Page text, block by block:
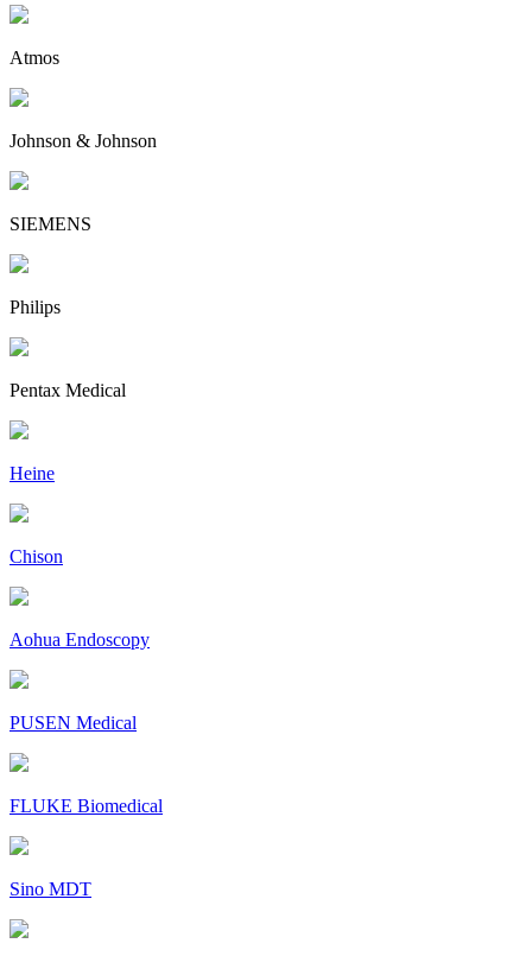
Atmos
Johnson & Johnson
SIEMENS
Philips
Pentax Medical
Heine
Chison
Aohua Endoscopy
PUSEN Medical
FLUKE Biomedical
Sino MDT